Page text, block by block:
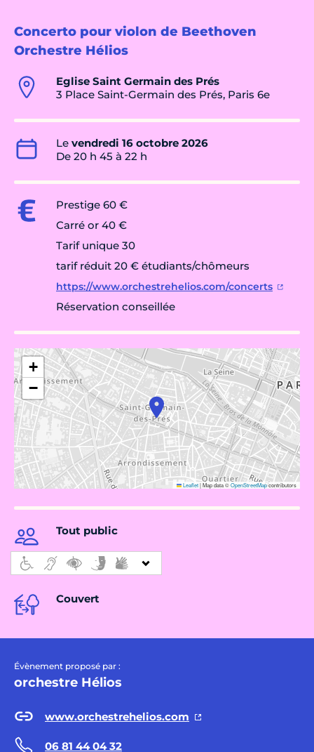
Concerto pour violon de Beethoven
Orchestre Hélios
Eglise Saint Germain des Prés
3 Place Saint-Germain des Prés, Paris 6e
Le vendredi 16 octobre 2026
De 20 h 45 à 22 h
Prestige 60 €
Carré or 40 €
Tarif unique 30
tarif réduit 20 € étudiants/chômeurs
https://www.orchestrehelios.com/concerts
Réservation conseillée
+
−
Leaflet|Map data ©OpenStreetMapcontributors
Tout public
Couvert
Évènement proposé par :
orchestre Hélios
www.orchestrehelios.com
06 81 44 04 32